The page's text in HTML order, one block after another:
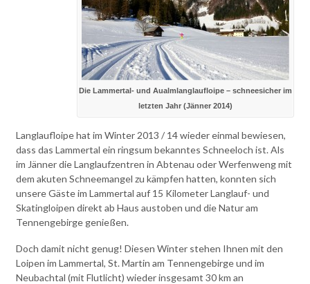
Die Lammertal- und Aualmlanglaufloipe – schneesicher im
letzten Jahr (Jänner 2014)
Langlaufloipe hat im Winter 2013 / 14 wieder einmal bewiesen,
dass das Lammertal ein ringsum bekanntes Schneeloch ist. Als
im Jänner die Langlaufzentren in Abtenau oder Werfenweng mit
dem akuten Schneemangel zu kämpfen hatten, konnten sich
unsere Gäste im Lammertal auf 15 Kilometer Langlauf- und
Skatingloipen direkt ab Haus austoben und die Natur am
Tennengebirge genießen.
Doch damit nicht genug! Diesen Winter stehen Ihnen mit den
Loipen im Lammertal, St. Martin am Tennengebirge und im
Neubachtal (mit Flutlicht) wieder insgesamt 30 km an